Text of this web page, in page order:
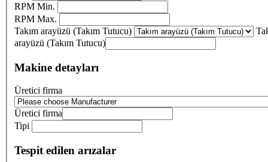
RPM Min.
RPM Max.
Takım arayüzü (Takım Tutucu)
arayüzü (Takım Tutucu)
Makine detayları
Üretici firma
Üretici firma
Tipi
Tespit edilen arızalar